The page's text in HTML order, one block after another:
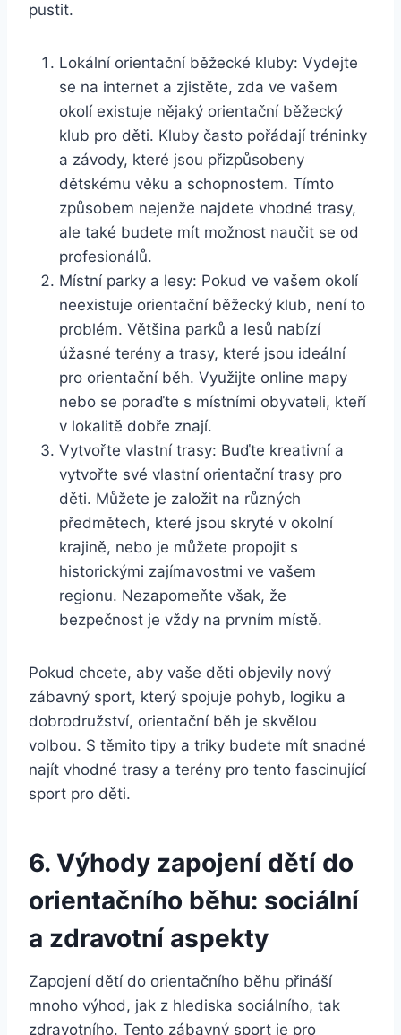
pustit.
Lokální orientační běžecké kluby: Vydejte
se na internet a zjistěte, zda ve vašem
okolí existuje nějaký orientační běžecký
klub pro děti. Kluby často pořádají tréninky
a závody, které jsou přizpůsobeny
dětskému věku a schopnostem. Tímto
způsobem nejenže najdete vhodné trasy,
ale také budete mít možnost naučit se od
profesionálů.
Místní parky a lesy: Pokud ve vašem okolí
neexistuje orientační běžecký klub, není to
problém. Většina parků a lesů nabízí
úžasné terény a trasy, které jsou ideální
pro orientační běh. Využijte online mapy
nebo se poraďte s místními obyvateli, kteří
v lokalitě dobře znají.
Vytvořte vlastní trasy: Buďte kreativní a
vytvořte své vlastní orientační trasy pro
děti. Můžete je založit na různých
předmětech, které jsou skryté v okolní
krajině, nebo je můžete propojit s
historickými zajímavostmi ve vašem
regionu. Nezapomeňte však, že
bezpečnost je vždy na prvním místě.
Pokud chcete, aby vaše děti objevily nový
zábavný sport, který spojuje pohyb, logiku a
dobrodružství, orientační běh je skvělou
volbou. S těmito tipy a triky budete mít snadné
najít vhodné trasy a terény pro tento fascinující
sport pro děti.
6. Výhody zapojení dětí do
orientačního běhu: sociální
a zdravotní aspekty
Zapojení dětí do orientačního běhu přináší
mnoho výhod, jak z hlediska sociálního, tak
zdravotního. Tento zábavný sport je pro